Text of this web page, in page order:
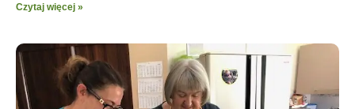
Czytaj więcej »